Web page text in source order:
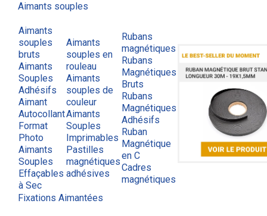
Aimants souples
Aimants
souples
bruts
Aimants
Souples
Adhésifs
Aimant
Autocollant
Format
Photo
Aimants
Souples
Effaçables
à Sec
Aimants
souples en
rouleau
Aimants
souples de
couleur
Aimants
Souples
Imprimables
Pastilles
magnétiques
adhésives
Rubans
magnétiques
Rubans
Magnétiques
Bruts
Rubans
Magnétiques
Adhésifs
Ruban
Magnétique
en C
Cadres
magnétiques
Fixations Aimantées